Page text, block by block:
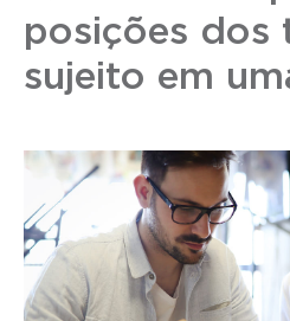
posições dos
sujeito em